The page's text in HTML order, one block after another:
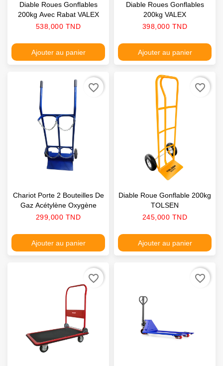
Diable Roues Gonflables
200kg Avec Rabat VALEX
Prix
538,000 TND
Ajouter au panier
Diable Roues Gonflables
200kg VALEX
Prix
398,000 TND
Ajouter au panier
Chariot Porte 2 Bouteilles De
Gaz Acétylène Oxygène
Prix
299,000 TND
Ajouter au panier
favorite_border
Diable Roue Gonflable 200kg
TOLSEN
Prix
245,000 TND
Ajouter au panier
favorite_border
favorite_border favorite_border